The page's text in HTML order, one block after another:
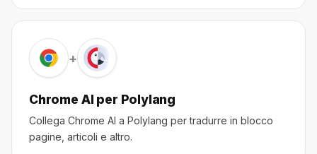
+
Chrome AI per Polylang
Collega Chrome AI a Polylang per tradurre in blocco
pagine, articoli e altro.